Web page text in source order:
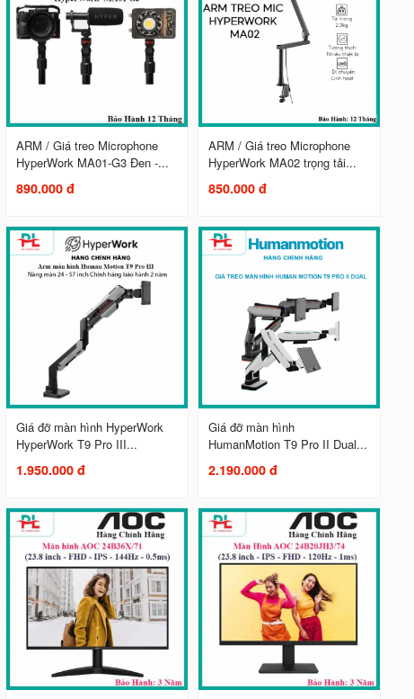
ARM / Giá treo Microphone
HyperWork MA01-G3 Đen -...
890.000 đ
ARM / Giá treo Microphone
HyperWork MA02 trọng tải...
850.000 đ
Giá đỡ màn hình HyperWork
HyperWork T9 Pro III...
1.950.000 đ
Giá đỡ màn hình
HumanMotion T9 Pro II Dual...
2.190.000 đ